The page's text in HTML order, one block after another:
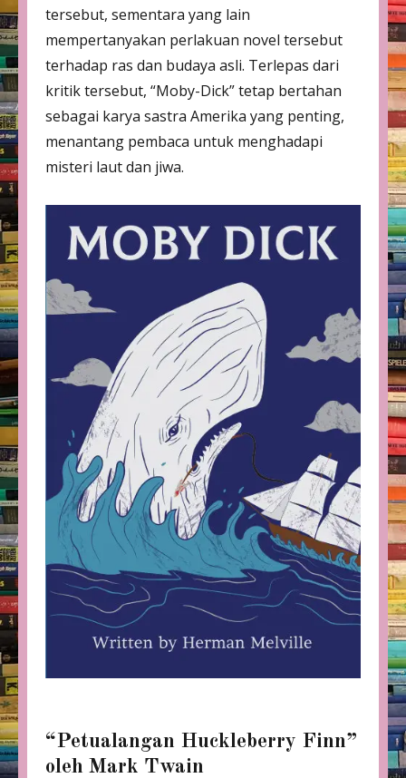
tersebut, sementara yang lain
mempertanyakan perlakuan novel tersebut
terhadap ras dan budaya asli. Terlepas dari
kritik tersebut, “Moby-Dick” tetap bertahan
sebagai karya sastra Amerika yang penting,
menantang pembaca untuk menghadapi
misteri laut dan jiwa.
“Petualangan Huckleberry Finn”
oleh Mark Twain